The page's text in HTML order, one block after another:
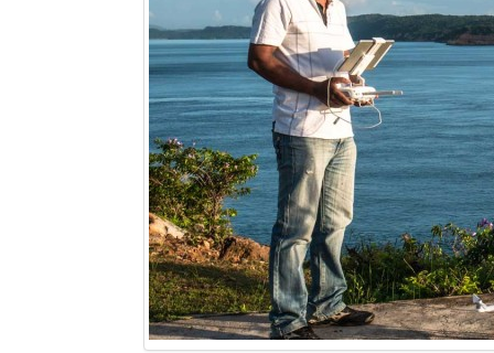
Les Petites Annonces
La Tribune de Diego en PDF